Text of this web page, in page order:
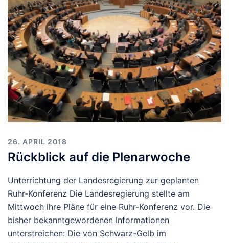
26. APRIL 2018
Rückblick auf die Plenarwoche
Unterrichtung der Landesregierung zur geplanten
Ruhr-Konferenz Die Landesregierung stellte am
Mittwoch ihre Pläne für eine Ruhr-Konferenz vor. Die
bisher bekanntgewordenen Informationen
unterstreichen: Die von Schwarz-Gelb im